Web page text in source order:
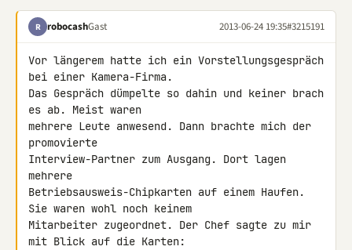
R robocashGast 2013-06-24 19:35#3215191
Vor längerem hatte ich ein Vorstellungsgespräch
bei einer Kamera-Firma.
Das Gespräch dümpelte so dahin und keiner brach
es ab. Meist waren
mehrere Leute anwesend. Dann brachte mich der
promovierte
Interview-Partner zum Ausgang. Dort lagen
mehrere
Betriebsausweis-Chipkarten auf einem Haufen.
Sie waren wohl noch keinem
Mitarbeiter zugeordnet. Der Chef sagte zu mir
mit Blick auf die Karten: